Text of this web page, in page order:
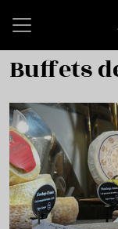
Buffets